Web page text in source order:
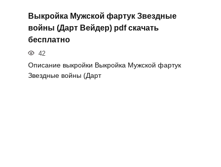
Выкройка Мужской фартук Звездные
войны (Дарт Вейдер) pdf скачать
бесплатно
42
Описание выкройки Выкройка Мужской фартук
Звездные войны (Дарт